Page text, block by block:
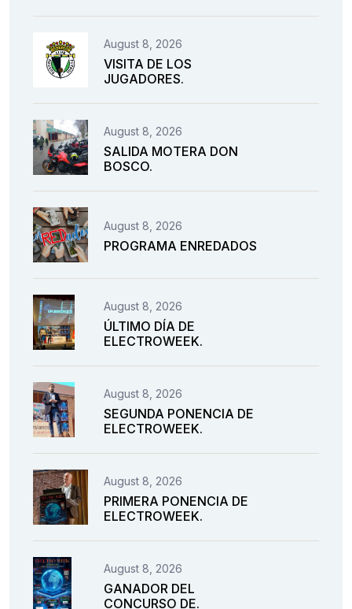
August 8, 2026
VISITA DE LOS
JUGADORES.
August 8, 2026
SALIDA MOTERA DON
BOSCO.
August 8, 2026
PROGRAMA ENREDADOS
August 8, 2026
ÚLTIMO DÍA DE
ELECTROWEEK.
August 8, 2026
SEGUNDA PONENCIA DE
ELECTROWEEK.
August 8, 2026
PRIMERA PONENCIA DE
ELECTROWEEK.
August 8, 2026
GANADOR DEL
CONCURSO DE.